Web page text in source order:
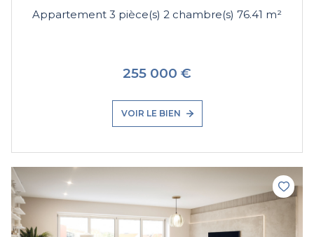
Appartement 3 pièce(s) 2 chambre(s) 76.41 m²
255 000 €
VOIR LE BIEN